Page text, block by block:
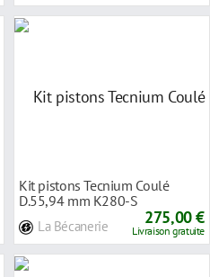
Kit pistons Tecnium Coulé
D.55,94 mm K280-S
La Bécanerie 275,00 €
Livraison gratuite